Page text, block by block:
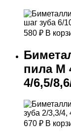
580 ₽ В
пила М
4/6,5/
670 ₽ В